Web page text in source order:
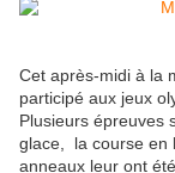
Cet après-midi à la
participé aux jeux
Plusieurs épreuves
glace, la course en
anneaux leur ont